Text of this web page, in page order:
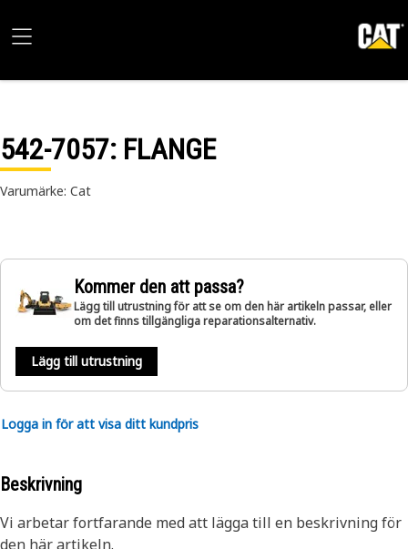
542-7057: FLANGE
Varumärke: Cat
Kommer den att passa?
Lägg till utrustning för att se om den här artikeln passar, eller
om det finns tillgängliga reparationsalternativ.
Lägg till utrustning
Logga in för att visa ditt kundpris
Beskrivning
Vi arbetar fortfarande med att lägga till en beskrivning för
den här artikeln.